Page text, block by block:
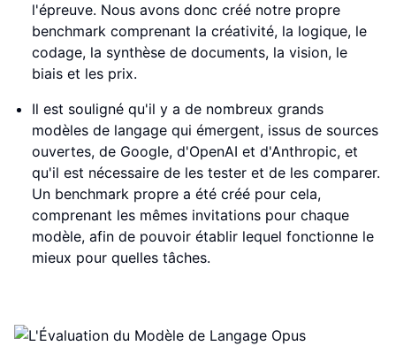
l'épreuve. Nous avons donc créé notre propre
benchmark comprenant la créativité, la logique, le
codage, la synthèse de documents, la vision, le
biais et les prix.
Il est souligné qu'il y a de nombreux grands
modèles de langage qui émergent, issus de sources
ouvertes, de Google, d'OpenAI et d'Anthropic, et
qu'il est nécessaire de les tester et de les comparer.
Un benchmark propre a été créé pour cela,
comprenant les mêmes invitations pour chaque
modèle, afin de pouvoir établir lequel fonctionne le
mieux pour quelles tâches.